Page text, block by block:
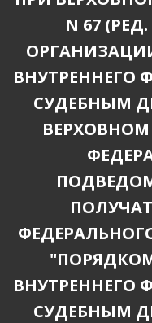
N 67
ВНУТРЕННЕГО
СУДЕБНЫМ
ВНУТРЕННЕГО
СУДЕБНЫМ